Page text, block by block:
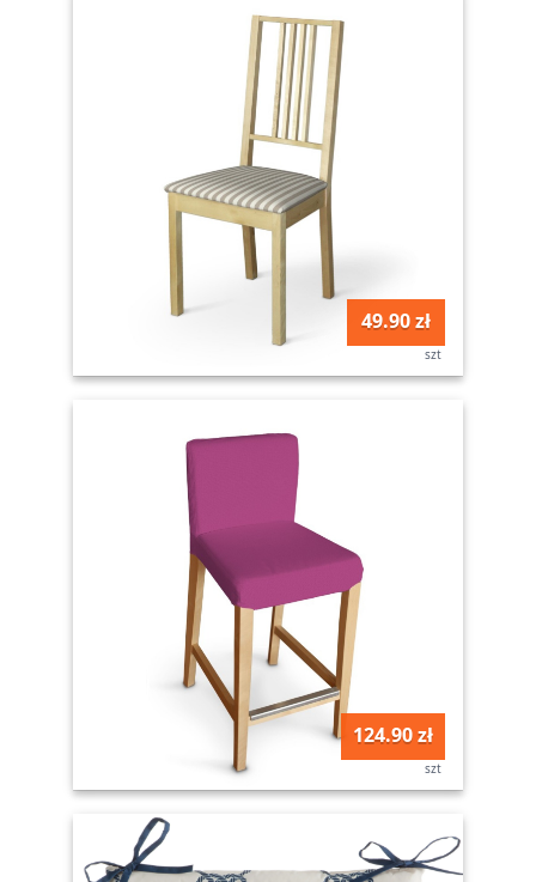
49.90 zł
szt
124.90 zł
szt